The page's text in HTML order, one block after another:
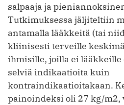
salpaaja ja
Tutkimuksessa jäljiteltiin
antamalla lääkkeitä (tai
kliinisesti terveille
ihmisille, joilla ei
selviä indikaatioita kuin
kontraindikaatioitakaan.
painoindeksi oli 27 kg/m2,